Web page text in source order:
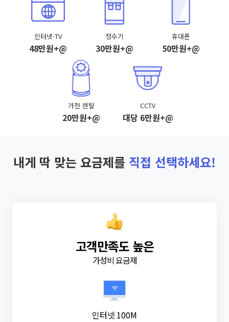
인터넷·TV
48만원+@
정수기
30만원+@
휴대폰
50만원+@
가전 렌탈
20만원+@
CCTV
대당 6만원+@
내게 딱 맞는 요금제를 직접 선택하세요!
고객만족도 높은
가성비 요금제
인터넷 100M